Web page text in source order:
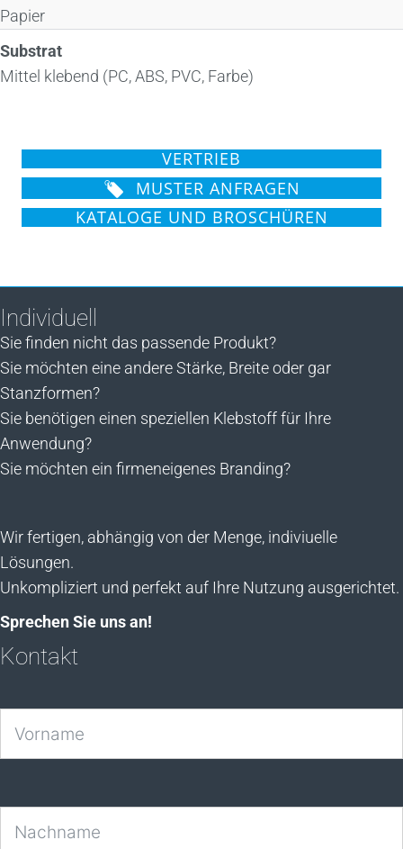
Papier
Substrat
Mittel klebend (PC, ABS, PVC, Farbe)
VERTRIEB
MUSTER ANFRAGEN
KATALOGE UND BROSCHÜREN
Individuell
Sie finden nicht das passende Produkt?
Sie möchten eine andere Stärke, Breite oder gar
Stanzformen?
Sie benötigen einen speziellen Klebstoff für Ihre
Anwendung?
Sie möchten ein firmeneigenes Branding?
Wir fertigen, abhängig von der Menge, indiviuelle
Lösungen.
Unkompliziert und perfekt auf Ihre Nutzung ausgerichtet.
Sprechen Sie uns an!
Kontakt